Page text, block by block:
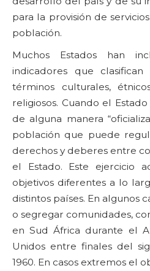
para la provisión de
población.
Muchos Estados han
indicadores que
términos culturales,
religiosos. Cuando el
de alguna manera
población que puede
derechos y deberes entre
el Estado. Este ejercicio
objetivos diferentes a lo
distintos países. En algunos
o segregar comunidades,
en Sud África durante el
Unidos entre finales del
1960. En casos extremos el